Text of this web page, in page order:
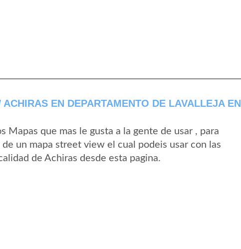
EN DEPARTAMENTO DE LAVALLEJA EN
Mapas que mas le gusta a la gente de usar , para
un mapa street view el cual podeis usar con las
de Achiras desde esta pagina.